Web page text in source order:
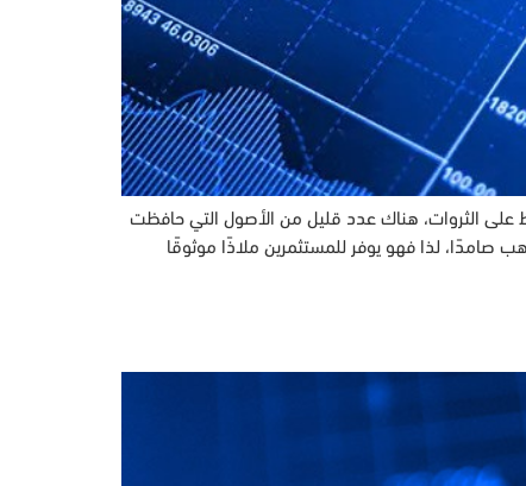
المقالة في 28 نوفمبر. في مجال الاستثمارات والحفاظ على الثروات، هناك عدد قليل من الأصول التي حافظت
الذهب. وسط الأحداث المضطربة من الجغرافيا السياسية والتأثيرات غير المتوقعة لوباء كوفيد-19، ظل الذهب صامدًا، لذا فهو يوفر للمستثمرين ملاذًا موثوقًا